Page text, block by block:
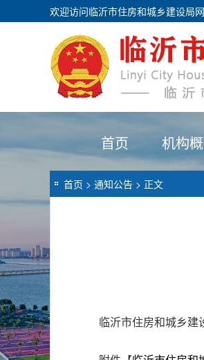
欢迎访问临沂市住房和城乡建设局
首页 机构
首页 > 通知公告 > 正文
临沂市住房和城乡